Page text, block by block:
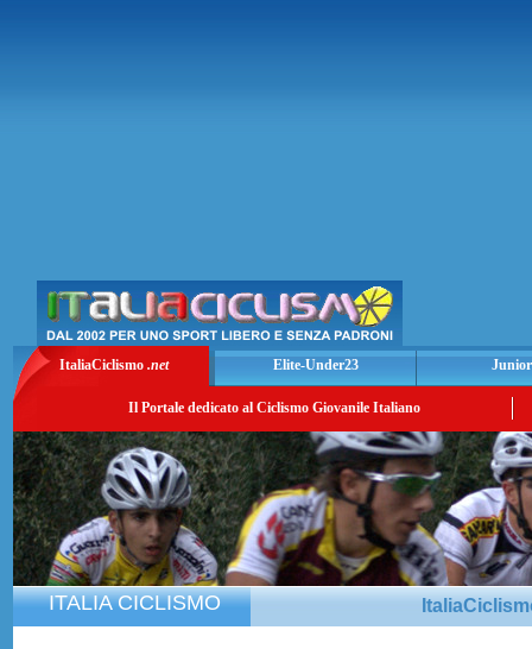
ItaliaCiclismo .net Elite-Under23
Il Portale dedicato al Ciclismo Giovanile Italiano
ITALIA CICLISMO